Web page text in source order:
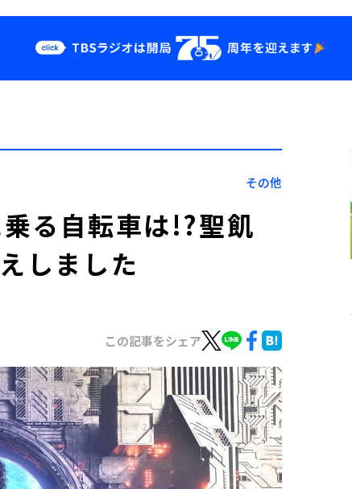
YouTube
その他
る自転車は!?聖飢
しました
この記事をシェア